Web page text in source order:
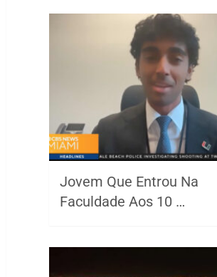
Jovem Que Entrou Na
Faculdade Aos 10 …